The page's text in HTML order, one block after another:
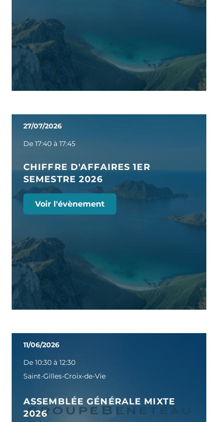
27/07/2026
De 17:40 à 17:45
CHIFFRE D'AFFAIRES 1ER
SEMESTRE 2026
Voir l'évènement
11/06/2026
De 10:30 à 12:30
Saint-Gilles-Croix-de-Vie
ASSEMBLÉE GÉNÉRALE MIXTE
2026